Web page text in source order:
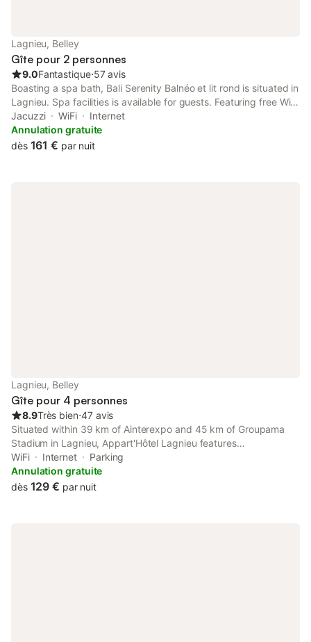
Lagnieu, Belley
Gîte pour 2 personnes
9.0Fantastique⋅57 avis
Boasting a spa bath, Bali Serenity Balnéo et lit rond is situated in
Lagnieu. Spa facilities is available for guests. Featuring free WiFi
throughout the property, the non-smoking apartment has a hot
tub.
Jacuzzi WiFi
Internet
Annulation gratuite
dès 161 € par nuit
Lagnieu, Belley
Gîte pour 4 personnes
8.9Très bien⋅47 avis
Situated within 39 km of Ainterexpo and 45 km of Groupama
Stadium in Lagnieu, Appart'Hôtel Lagnieu features
accommodation with seating area. Both free WiFi and parking
on-site are accessible at the apartment free of charge.
WiFi Internet
Parking
Annulation gratuite
dès 129 € par nuit